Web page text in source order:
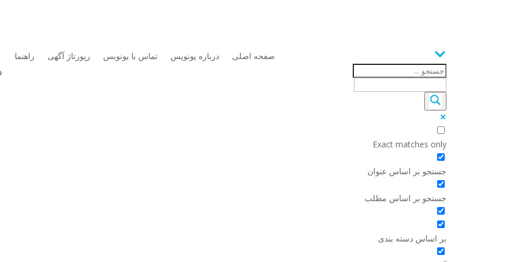
صفحه اصلی درباره یونویس تماس با یونویس رپورتاژ آگهی
راهنما
Exact matches only
جستجو بر اساس عنوان
جستجو بر اساس مطلب
بر اساس دسته بندی